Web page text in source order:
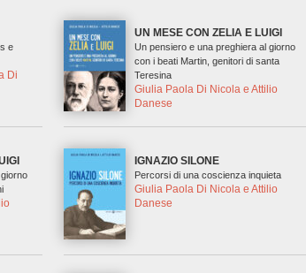
e
Di
UN MESE CON ZELIA E LUIGI
Un pensiero e una preghiera al giorno
con i beati Martin, genitori di santa
Teresina
Giulia Paola Di Nicola e Attilio
Danese
IGNAZIO SILONE
Percorsi di una coscienza inquieta
Giulia Paola Di Nicola e Attilio
Danese